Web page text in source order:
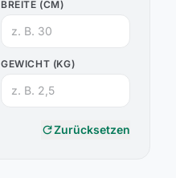
BREITE (CM)
GEWICHT (KG)
refreshZurücksetzen